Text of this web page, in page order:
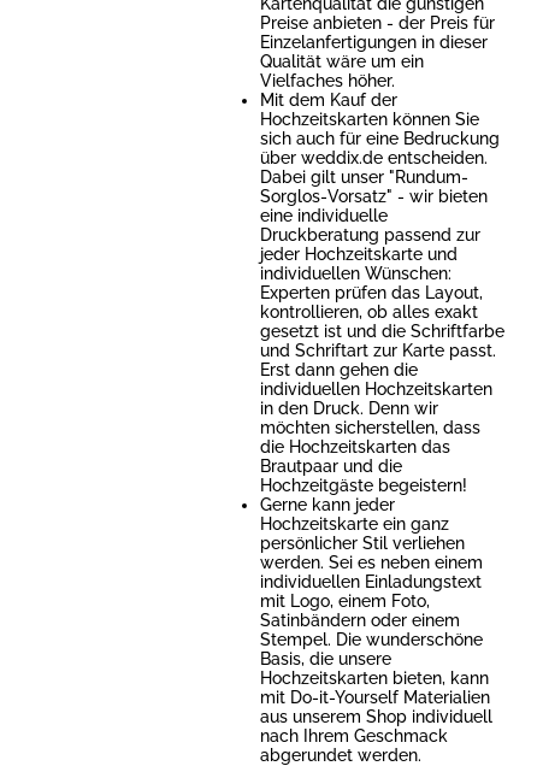
Preise anbieten - der Preis für
Einzelanfertigungen in dieser
Qualität wäre um ein
Vielfaches höher.
Mit dem Kauf der
Hochzeitskarten können Sie
sich auch für eine Bedruckung
über weddix.de entscheiden.
Dabei gilt unser "Rundum-
Sorglos-Vorsatz" - wir bieten
eine individuelle
Druckberatung passend zur
jeder Hochzeitskarte und
individuellen Wünschen:
Experten prüfen das Layout,
kontrollieren, ob alles exakt
gesetzt ist und die Schriftfarbe
und Schriftart zur Karte passt.
Erst dann gehen die
individuellen Hochzeitskarten
in den Druck. Denn wir
möchten sicherstellen, dass
die Hochzeitskarten das
Brautpaar und die
Hochzeitgäste begeistern!
Gerne kann jeder
Hochzeitskarte ein ganz
persönlicher Stil verliehen
werden. Sei es neben einem
individuellen Einladungstext
mit Logo, einem Foto,
Satinbändern oder einem
Stempel. Die wunderschöne
Basis, die unsere
Hochzeitskarten bieten, kann
mit Do-it-Yourself Materialien
aus unserem Shop individuell
nach Ihrem Geschmack
abgerundet werden.